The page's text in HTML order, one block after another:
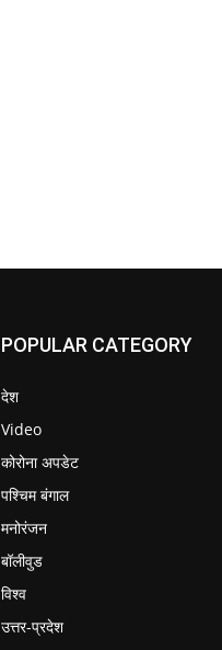
POPULAR CATEGORY
देश
Video
कोरोना अपडेट
पश्चिम बंगाल
मनोरंजन
बॉलीवुड
विश्व
उत्तर-प्रदेश